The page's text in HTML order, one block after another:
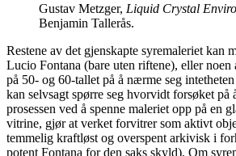
Gustav Metzger, Liquid Crystal
Benjamin Tallerås.
Restene av det gjenskapte syremaleriet kan
Lucio Fontana (bare uten riftene), eller noen
på 50- og 60-tallet på å nærme seg
kan selvsagt spørre seg hvorvidt forsøket på
prosessen ved å spenne maleriet opp på en
vitrine, gjør at verket forvitrer som aktivt
temmelig kraftløst og overspent arkivisk i
potent Fontana for den saks skyld). Om